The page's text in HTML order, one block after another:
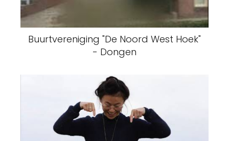
Buurtvereniging "De Noord West Hoek"
- Dongen